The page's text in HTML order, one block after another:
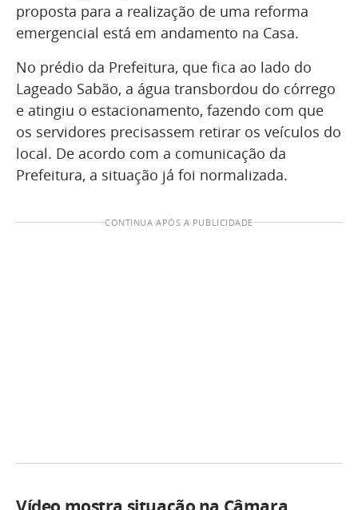
proposta para a realização de uma reforma
emergencial está em andamento na Casa.
No prédio da Prefeitura, que fica ao lado do
Lageado Sabão, a água transbordou do córrego
e atingiu o estacionamento, fazendo com que
os servidores precisassem retirar os veículos do
local. De acordo com a comunicação da
Prefeitura, a situação já foi normalizada.
CONTINUA APÓS A PUBLICIDADE